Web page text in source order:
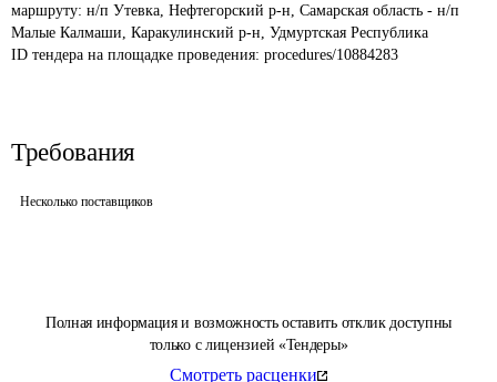
Полная информация и возможность оставить отклик доступны
только с лицензией «Тендеры»
Смотреть расценки
маршруту: н/п Утевка, Нефтегорский р-н, Самарская область - н/п
Малые Калмаши, Каракулинский р-н, Удмуртская Республика
ID тендера на площадке проведения: procedures/10884283
Требования
Несколько поставщиков